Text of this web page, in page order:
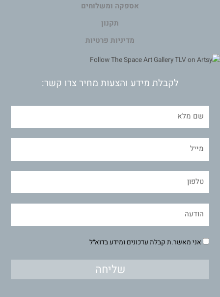
אספקה ומשלוחים
תקנון
מדיניות פרטיות
לקבלת מידע והצעות מחיר צרו קשר:
אני מאשר.ת קבלת עדכונים ומידע בדוא״ל
שליחה